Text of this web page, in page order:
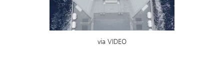
via VIDEO